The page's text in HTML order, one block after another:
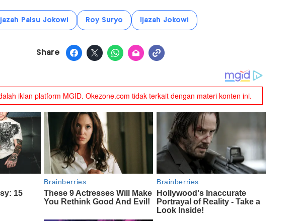
Ijazah Palsu Jokowi Roy Suryo Ijazah Jokowi
Share